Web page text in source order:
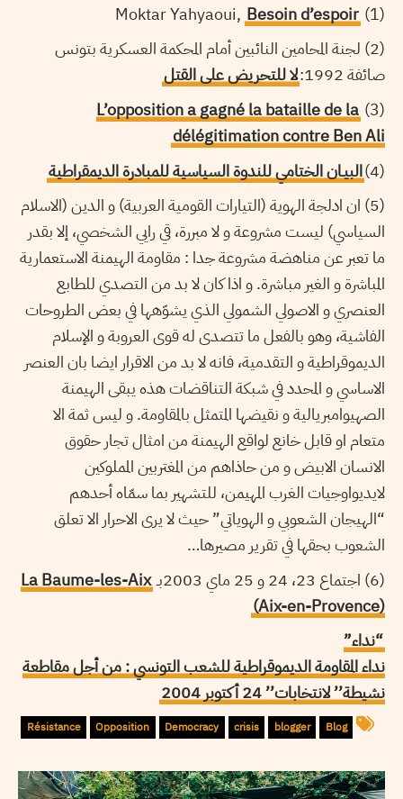
(1) Moktar Yahyaoui,
Besoin d’espoir
(2) لجنة المحامين النائبين أمام المحكمة العسكرية بتونس
صائفة 1992:
لا للتحريض على القتل
(3)
L’opposition a gagné la bataille de la
délégitimation contre Ben Ali
(4)
البيـان الختامي للندوة السياسية للمبادرة الديمقراطية
(5) ان ادلجة الهوية (التيارات القومية العربية) و الدين (الاسلام
السياسي) ليست مشروعة و لا مبررة، قي رايي الشخصي، إلا بقدر
ما تعبر عن مناهضة مشروعة جدا : مقاومة الهيمنة الاستعمارية
المباشرة و الغير مباشرة. و اذا كان لا بد من التصدي للطابع
العنصري و الاصولي الشمولي الذي يشوّهها في بعض الطروحات
الفاشية، وهو بالفعل ما تتصدى له قوى العروبة و الإسلام
الديموقراطية و التقدمية، فانه لا بد من الاقرار ايضا بان العنصر
الاساسي و المحدد في شبكة التناقضات هذه يبقى الهيمنة
الصهيوامبريالية و نقيضها المتمثل بالمقاومة. و ليس ثمة الا
متعام او قابل خانع لواقع الهيمنة من امثال تجار حقوق
الانسان الابيض و من حاذاهم من المغتربين المملوكين
لايديواوجيات الغرب المهيمن، للتشهير بما سمّاه أحدهم
“الهيجان الشعوبي و الهوياتي” حيث لا يرى الاحرار الا تعلق
الشعوب بحقها في تقرير مصيرها…
(6) اجتماع 23، 24 و 25 ماي 2003بـ
La Baume-les-Aix
(Aix-en-Provence)
“نداء”
نداء المقاومة الديموقراطية للشعب التونسي : من أجل مقاطعة
نشيطة’’ لانتخابات’’ 24 أكتوبر 2004
Blog
blogger
crisis
Democracy
Opposition
Résistance